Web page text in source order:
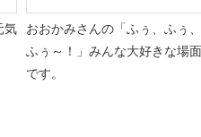
気
おおかみさんの「ふぅ、ふぅ、
ふぅ～！」みんな大好きな場面
です。